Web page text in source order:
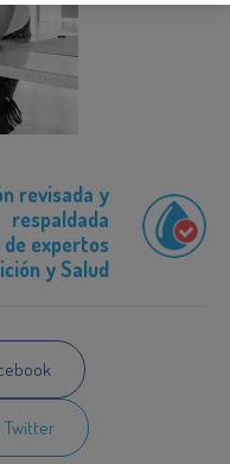
revisada y
respaldada
expertos
y Salud
Twitter